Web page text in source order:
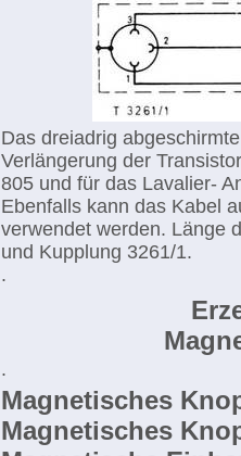
Das dreiadrig
Verlängerung der
805 und für das Lavalier-
Ebenfalls kann das Kabel
verwendet werden. Länge
und Kupplung 3261/1.
.
.
Magnetisches
Magnetisches